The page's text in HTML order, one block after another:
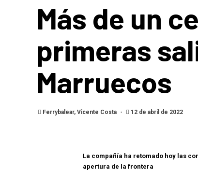
Más de un
primeras
Marruecos
Ferrybalear, Vicente Costa 12 de abril de 2022
La compañía ha retomado hoy las
apertura de la frontera